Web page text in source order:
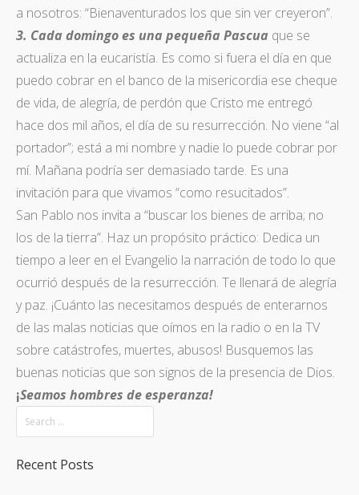
a nosotros: “Bienaventurados los que sin ver creyeron”.
3. Cada domingo es una pequeña Pascua que se
actualiza en la eucaristía. Es como si fuera el día en que
puedo cobrar en el banco de la misericordia ese cheque
de vida, de alegría, de perdón que Cristo me entregó
hace dos mil años, el día de su resurrección. No viene “al
portador”; está a mi nombre y nadie lo puede cobrar por
mí. Mañana podría ser demasiado tarde. Es una
invitación para que vivamos “como resucitados”.
San Pablo nos invita a “buscar los bienes de arriba; no
los de la tierra”. Haz un propósito práctico: Dedica un
tiempo a leer en el Evangelio la narración de todo lo que
ocurrió después de la resurrección. Te llenará de alegría
y paz. ¡Cuánto las necesitamos después de enterarnos
de las malas noticias que oímos en la radio o en la TV
sobre catástrofes, muertes, abusos! Busquemos las
buenas noticias que son signos de la presencia de Dios.
¡Seamos hombres de esperanza!
Recent Posts